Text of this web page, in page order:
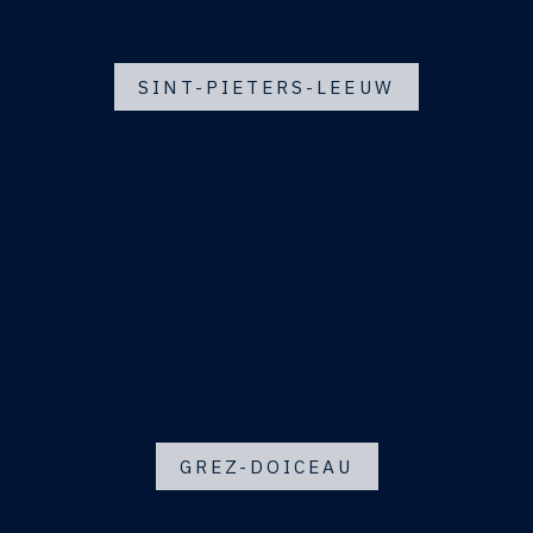
SINT-PIETERS-LEEUW
GREZ-DOICEAU